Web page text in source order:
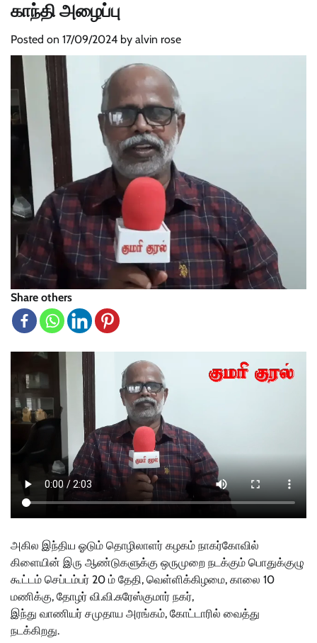
காந்தி அழைப்பு
Posted on 17/09/2024 by alvin rose
Share others
அகில இந்திய ஓடும் தொழிலாளர் கழகம் நாகர்கோவில்
கிளையின் இரு ஆண்டுகளுக்கு ஒருமுறை நடக்கும் பொதுக்குழு
கூட்டம் செப்டம்பர் 20 ம் தேதி, வெள்ளிக்கிழமை, காலை 10
மணிக்கு, தோழர் வி.வி.சுரேஸ்குமார் நகர்,
இந்து வாணியர் சமுதாய அரங்கம், கோட்டாரில் வைத்து
நடக்கிறது.